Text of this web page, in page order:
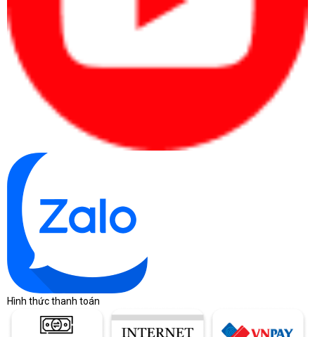
Hỗ trợ Docking Station để mở rộng thêm cổng kết nối.
Pin trâu, sạc nhanh
Pin 57Wh, thời lượng sử dụng lên đến 12-15 giờ với các tác vụ
văn phòng.
Sạc nhanh 65W USB-C, chỉ cần 30 phút sạc được 80% pin.
Liên hệ ngay Máy Tính CDC để nhận báo giá tốt nhất và trải
nghiệm sản phẩm thực tế ngay hôm nay!
Hình thức thanh toán